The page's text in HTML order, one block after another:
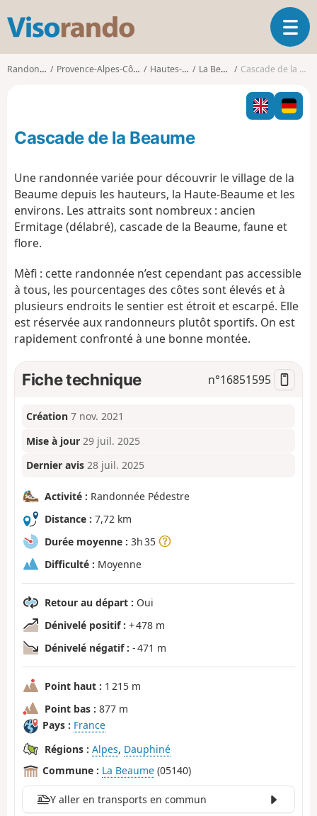
s
o
O
u
v
i
r
l
v
i
o
Randonnées Provence-Alpes-Côte d'Azur Hautes-Alpes La Beaume Cascade de la Beaume
Cascade de la Beaume
Une randonnée variée pour découvrir le village de la
Beaume depuis les hauteurs, la Haute-Beaume et les
environs. Les attraits sont nombreux : ancien
Ermitage (délabré), cascade de la Beaume, faune et
flore.
Mèfi : cette randonnée n’est cependant pas accessible
à tous, les pourcentages des côtes sont élevés et à
plusieurs endroits le sentier est étroit et escarpé. Elle
est réservée aux randonneurs plutôt sportifs. On est
rapidement confronté à une bonne montée.
Fiche technique n°16851595
Création 7 nov. 2021
Mise à jour 29 juil. 2025
Dernier avis 28 juil. 2025
Activité : Randonnée Pédestre
Distance : 7,72 km
Durée moyenne : 3h 35
Difficulté : Moyenne
Retour au départ : Oui
Dénivelé positif : + 478 m
Dénivelé négatif : - 471 m
Point haut : 1 215 m
Point bas : 877 m
Pays : France
Régions : Alpes, Dauphiné
Commune : La Beaume (05140)
Y aller en transports en commun